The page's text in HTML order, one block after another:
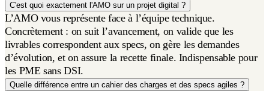
C'est quoi exactement l'AMO sur un projet digital ?
L’AMO vous représente face à l’équipe technique.
Concrètement : on suit l’avancement, on valide que les
livrables correspondent aux specs, on gère les demandes
d’évolution, et on assure la recette finale. Indispensable pour
les PME sans DSI.
Quelle différence entre un cahier des charges et des specs agiles ?